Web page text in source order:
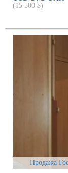
(15 500 $)
Продажа